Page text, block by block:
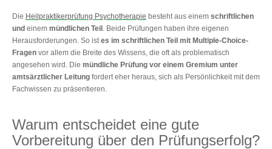
Die Heilpraktikerprüfung Psychotherapie besteht aus einem schriftlichen
und einem mündlichen Teil . Beide Prüfungen haben ihre eigenen
Herausforderungen. So ist es im schriftlichen Teil mit Multiple-Choice-
Fragen vor allem die Breite des Wissens, die oft als problematisch
angesehen wird. Die mündliche Prüfung vor einem Gremium unter
amtsärztlicher Leitung fordert eher heraus, sich als Persönlichkeit mit dem
Fachwissen zu präsentieren.
Warum entscheidet eine gute
Vorbereitung über den Prüfungserfolg?